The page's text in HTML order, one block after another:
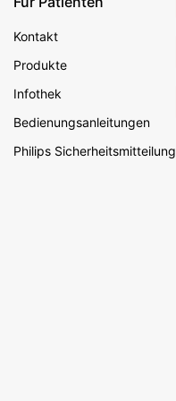
Kontakt
Produkte
Infothek
Bedienungsanleitungen
Philips Sicherheitsmitteilung